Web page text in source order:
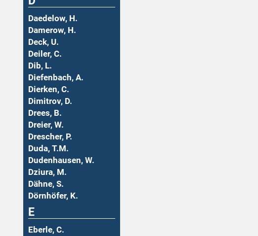
Daedelow, H.
Damerow, H.
Deck, U.
Deiler, C.
Dib, L.
Diefenbach, A.
Dierken, C.
Dimitrov, D.
Drees, B.
Dreier, W.
Drescher, P.
Duda, T.M.
Dudenhausen, W.
Dziura, M.
Dähne, S.
Dörnhöfer, K.
E
Eberle, C.